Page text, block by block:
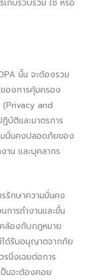
เก็บรวบรวม ใช้ หรือ
นั้น จะต้องรวม
องการคุ้มครอง
and
บัติและมาตรการ
มมั่นคงปลอดภัยของ
าน และบุคลากร
รรักษาความมั่นคง
ารทำงานและขั้น
ล้องกับกฎหมาย
ได้รับอนุญาตจากภัย
รนิ่งเฉยต่อการ
ป็นจะต้องคอย